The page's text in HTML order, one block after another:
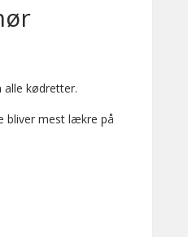
kødretter.
bliver mest lækre på